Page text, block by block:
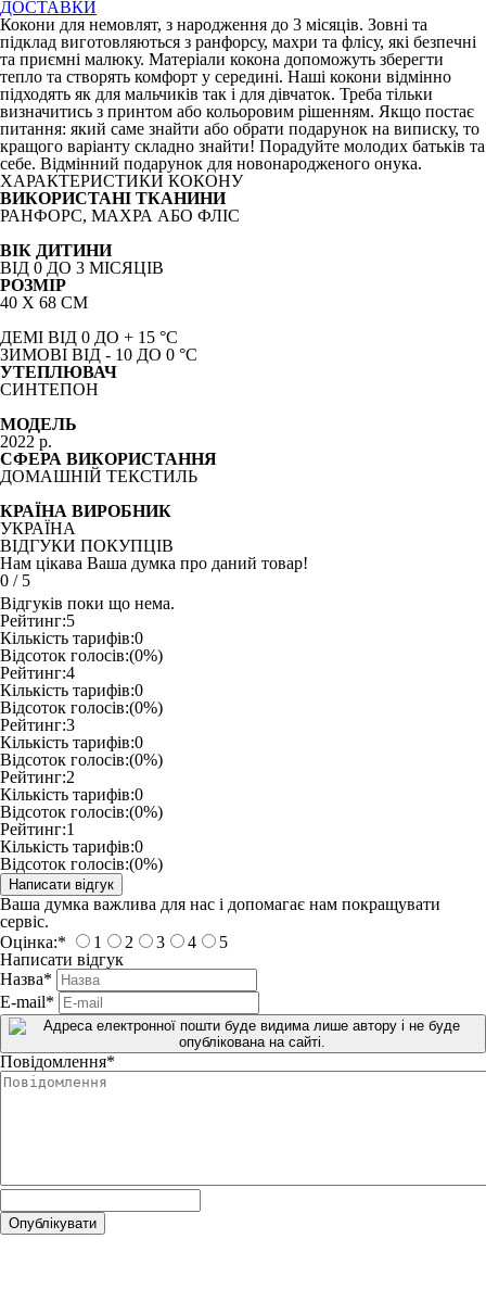
ДОСТАВКИ
Кокони для немовлят, з народження до 3 місяців. Зовні та
підклад виготовляються з ранфорсу, махри та флісу, які безпечні
та приємні малюку. Матеріали кокона допоможуть зберегти
тепло та створять комфорт у середині. Наші кокони відмінно
підходять як для мальчиків так і для дівчаток. Треба тільки
визначитись з принтом або кольоровим рішенням. Якщо постає
питання: який саме знайти або обрати подарунок на виписку, то
кращого варіанту складно знайти! Порадуйте молодих батьків та
себе. Відмінний подарунок для новонародженого онука.
ХАРАКТЕРИСТИКИ КОКОНУ
ВИКОРИСТАНІ ТКАНИНИ
РАНФОРС, МАХРА АБО ФЛІС
ВІК ДИТИНИ
ВІД 0 ДО 3 МІСЯЦІВ
РОЗМІР
40 Х 68 СМ
ДЕМІ ВІД 0 ДО + 15 °C
ЗИМОВІ ВІД - 10 ДО 0 °C
УТЕПЛЮВАЧ
СИНТЕПОН
МОДЕЛЬ
2022 р.
СФЕРА ВИКОРИСТАННЯ
ДОМАШНІЙ ТЕКСТИЛЬ
КРАЇНА ВИРОБНИК
УКРАЇНА
ВІДГУКИ ПОКУПЦІВ
Нам цікава Ваша думка про даний товар!
0 / 5
Відгуків поки що нема.
Рейтинг:5
Кількість тарифів:0
Відсоток голосів:(0%)
Рейтинг:4
Кількість тарифів:0
Відсоток голосів:(0%)
Рейтинг:3
Кількість тарифів:0
Відсоток голосів:(0%)
Рейтинг:2
Кількість тарифів:0
Відсоток голосів:(0%)
Рейтинг:1
Кількість тарифів:0
Відсоток голосів:(0%)
Ваша думка важлива для нас і допомагає нам покращувати
сервіс.
Оцінка:* 1 2 3 4
5
Написати відгук
Назва*
E-mail*
Повідомлення*